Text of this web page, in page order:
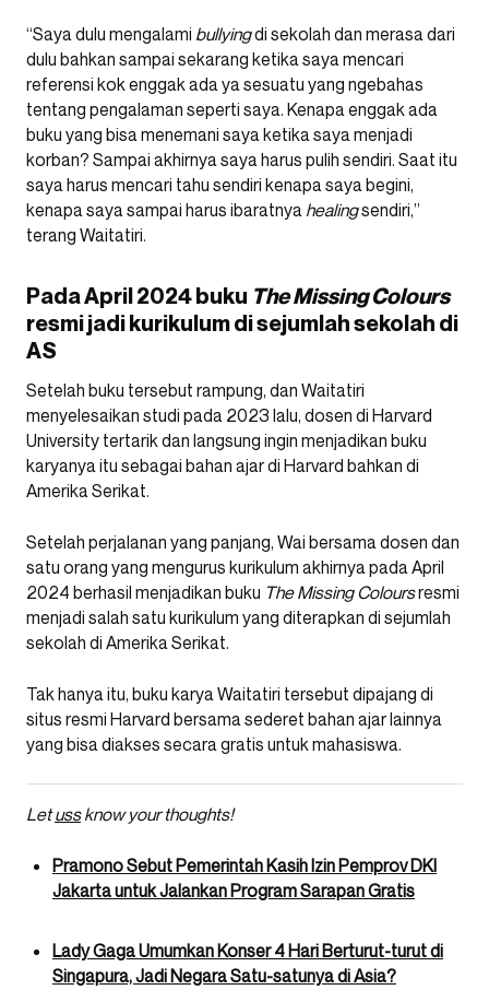
“Saya dulu mengalami bullyingdi sekolah dan merasa dari
dulu bahkan sampai sekarang ketika saya mencari
referensi kok enggak ada ya sesuatu yang ngebahas
tentang pengalaman seperti saya. Kenapa enggak ada
buku yang bisa menemani saya ketika saya menjadi
korban? Sampai akhirnya saya harus pulih sendiri. Saat itu
saya harus mencari tahu sendiri kenapa saya begini,
kenapa saya sampai harus ibaratnya healingsendiri,”
terang Waitatiri.
Pada April 2024 buku The Missing Colours
resmi jadi kurikulum di sejumlah sekolah di
AS
Setelah buku tersebut rampung, dan Waitatiri
menyelesaikan studi pada 2023 lalu, dosen di Harvard
University tertarik dan langsung ingin menjadikan buku
karyanya itu sebagai bahan ajar di Harvard bahkan di
Amerika Serikat.
Setelah perjalanan yang panjang, Wai bersama dosen dan
satu orang yang mengurus kurikulum akhirnya pada April
2024 berhasil menjadikan buku The Missing Coloursresmi
menjadi salah satu kurikulum yang diterapkan di sejumlah
sekolah di Amerika Serikat.
Tak hanya itu, buku karya Waitatiri tersebut dipajang di
situs resmi Harvard bersama sederet bahan ajar lainnya
yang bisa diakses secara gratis untuk mahasiswa.
Letussknow your thoughts!
Pramono Sebut Pemerintah Kasih Izin Pemprov DKI
Jakarta untuk Jalankan Program Sarapan Gratis
Lady Gaga Umumkan Konser 4 Hari Berturut-turut di
Singapura, Jadi Negara Satu-satunya di Asia?